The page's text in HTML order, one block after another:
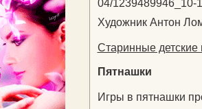
Художник Антон
Старинные детские
Пятнашки
Игры в пятнашки